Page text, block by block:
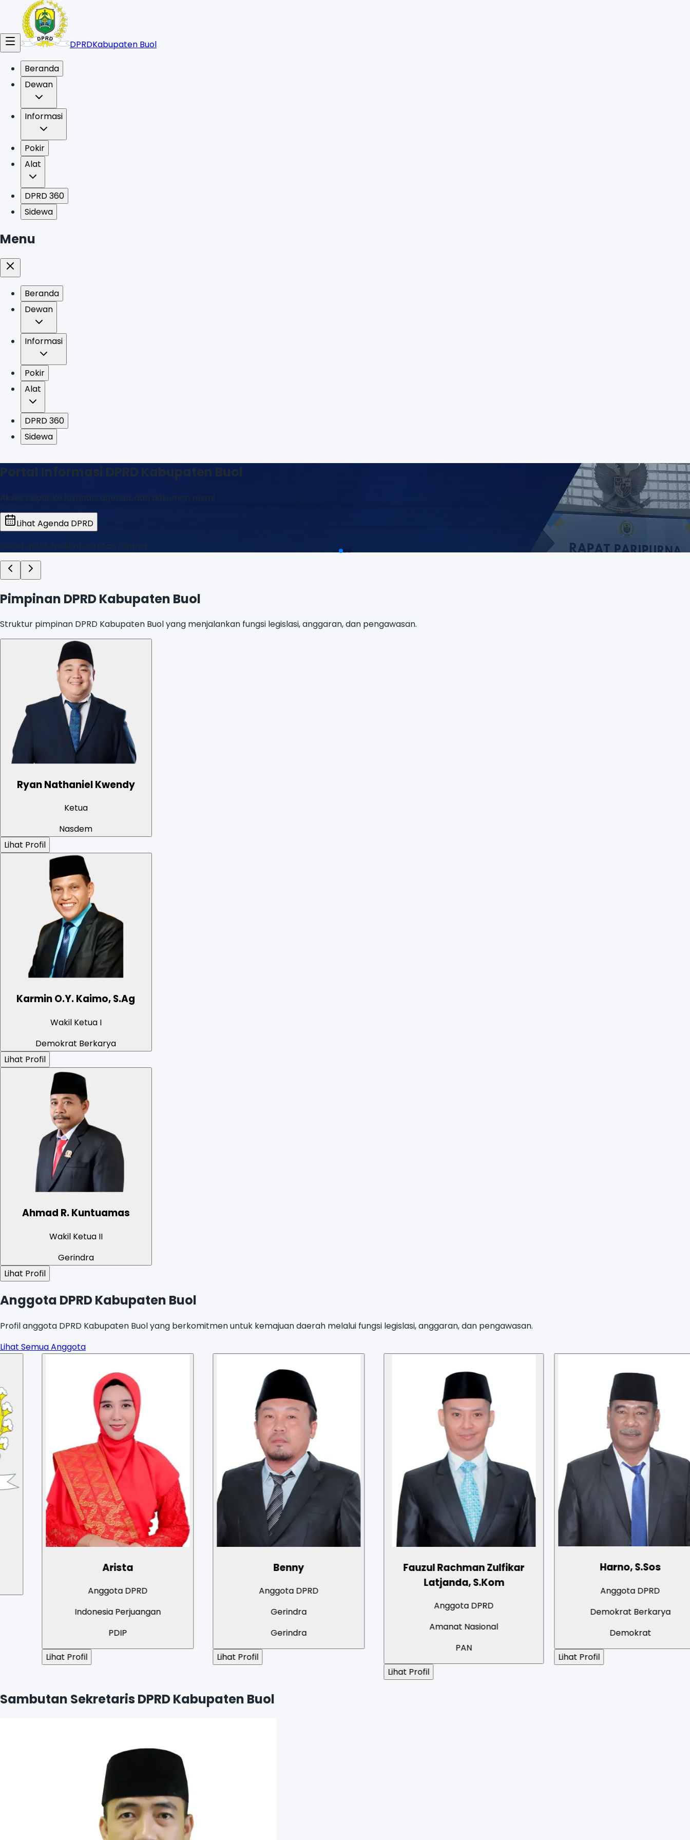
DPRDKabupaten Buol
Beranda
Dewan
Informasi
Pokir
Alat
DPRD 360
Sidewa
Menu
Beranda
Dewan
Informasi
Pokir
Alat
DPRD 360
Sidewa
Transparansi Layanan Publik
Pantau kegiatan dan hasil sidang dewan secara daring.
Lihat Agenda DPRD
Geser untuk melihat sorotan lainnya
Pimpinan DPRD Kabupaten Buol
Struktur pimpinan DPRD Kabupaten Buol yang menjalankan fungsi legislasi, anggaran, dan pengawasan.
Ryan Nathaniel Kwendy
Ketua
Nasdem
Lihat Profil
Karmin O.Y. Kaimo, S.Ag
Wakil Ketua I
Demokrat Berkarya
Lihat Profil
Ahmad R. Kuntuamas
Wakil Ketua II
Gerindra
Lihat Profil
Anggota DPRD Kabupaten Buol
Profil anggota DPRD Kabupaten Buol yang berkomitmen untuk kemajuan daerah melalui fungsi legislasi, anggaran, dan pengawasan.
Lihat Semua Anggota
Anggota DPRD
Indonesia Perjuangan
Lihat Profil
Anggota DPRD
Lihat Profil
Fauzul Rachman Zulfikar
Latjanda, S.Kom
Anggota DPRD
Amanat Nasional
Lihat Profil
Harno, S.Sos
Anggota DPRD
Demokrat Berkarya
Demokrat
Lihat Profil
Sambutan Sekretaris DPRD Kabupaten Buol